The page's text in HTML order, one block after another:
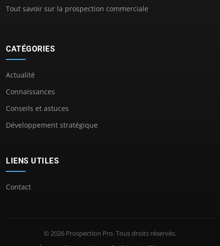
Tout savoir sur la prospection commerciale
CATÉGORIES
Actualité
Connaissances
Conseils et astuces
Développement stratégique
LIENS UTILES
Contact
© 2026 Prospection Pro. Tous droits réservés.